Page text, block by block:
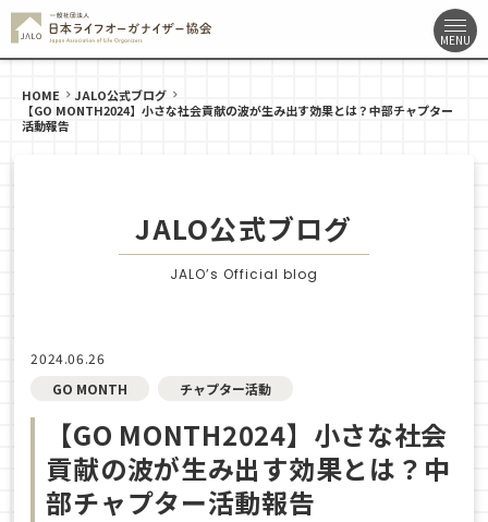
HOME
JALO公式ブログ
【GO MONTH2024】小さな社会貢献の波が生み出す効果とは？中部チャプター
活動報告
JALO公式ブログ
JALO’s Official blog
2024.06.26
GO MONTH
チャプター活動
【GO MONTH2024】小さな社会
貢献の波が生み出す効果とは？中
部チャプター活動報告